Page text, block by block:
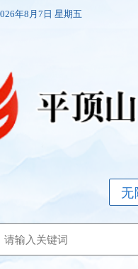
年8月7日 星期五
无